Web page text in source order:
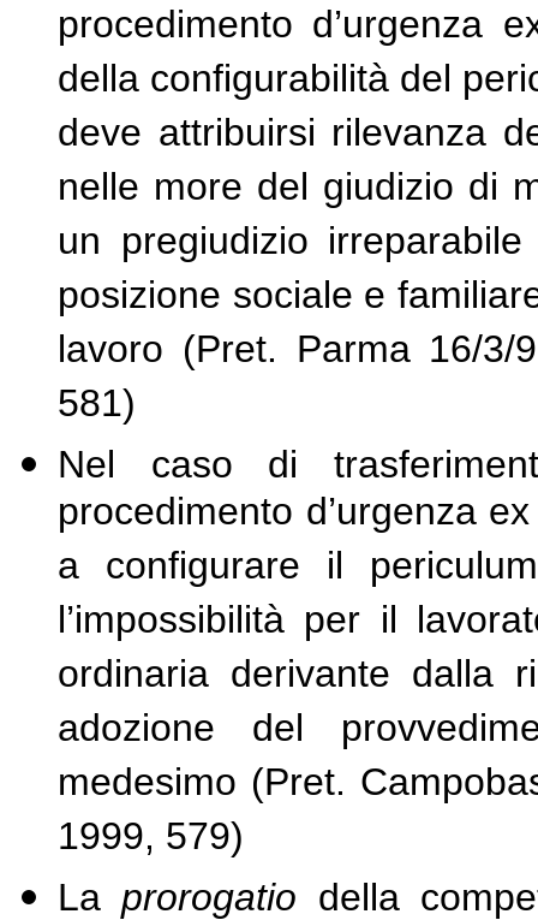
procedimento
della configurabilità del
deve attribuirsi rilevanza
nelle more del giudizio di
un pregiudizio
posizione sociale e
lavoro (Pret. Parma 16/
581)
Nel caso di
procedimento d’urgenza
a configurare il
l’impossibilità per il
ordinaria derivante dalla
adozione del
medesimo (Pret.
1999, 579)
Laprorogatio della